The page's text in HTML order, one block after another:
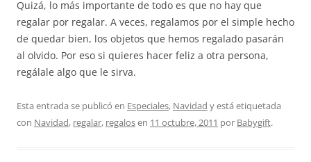
Quizá, lo más importante de todo es que no hay que
regalar por regalar. A veces, regalamos por el simple hecho
de quedar bien, los objetos que hemos regalado pasarán
al olvido. Por eso si quieres hacer feliz a otra persona,
regálale algo que le sirva.
Esta entrada se publicó en Especiales, Navidad y está etiquetada
con Navidad, regalar, regalosen 11 octubre, 2011 por Babygift.